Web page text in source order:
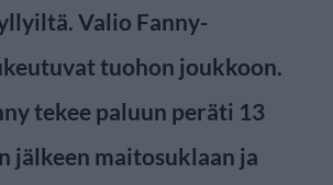
Valio Fanny-
tuohon joukkoon.
tekee paluun peräti 13
jälkeen maitosuklaan ja